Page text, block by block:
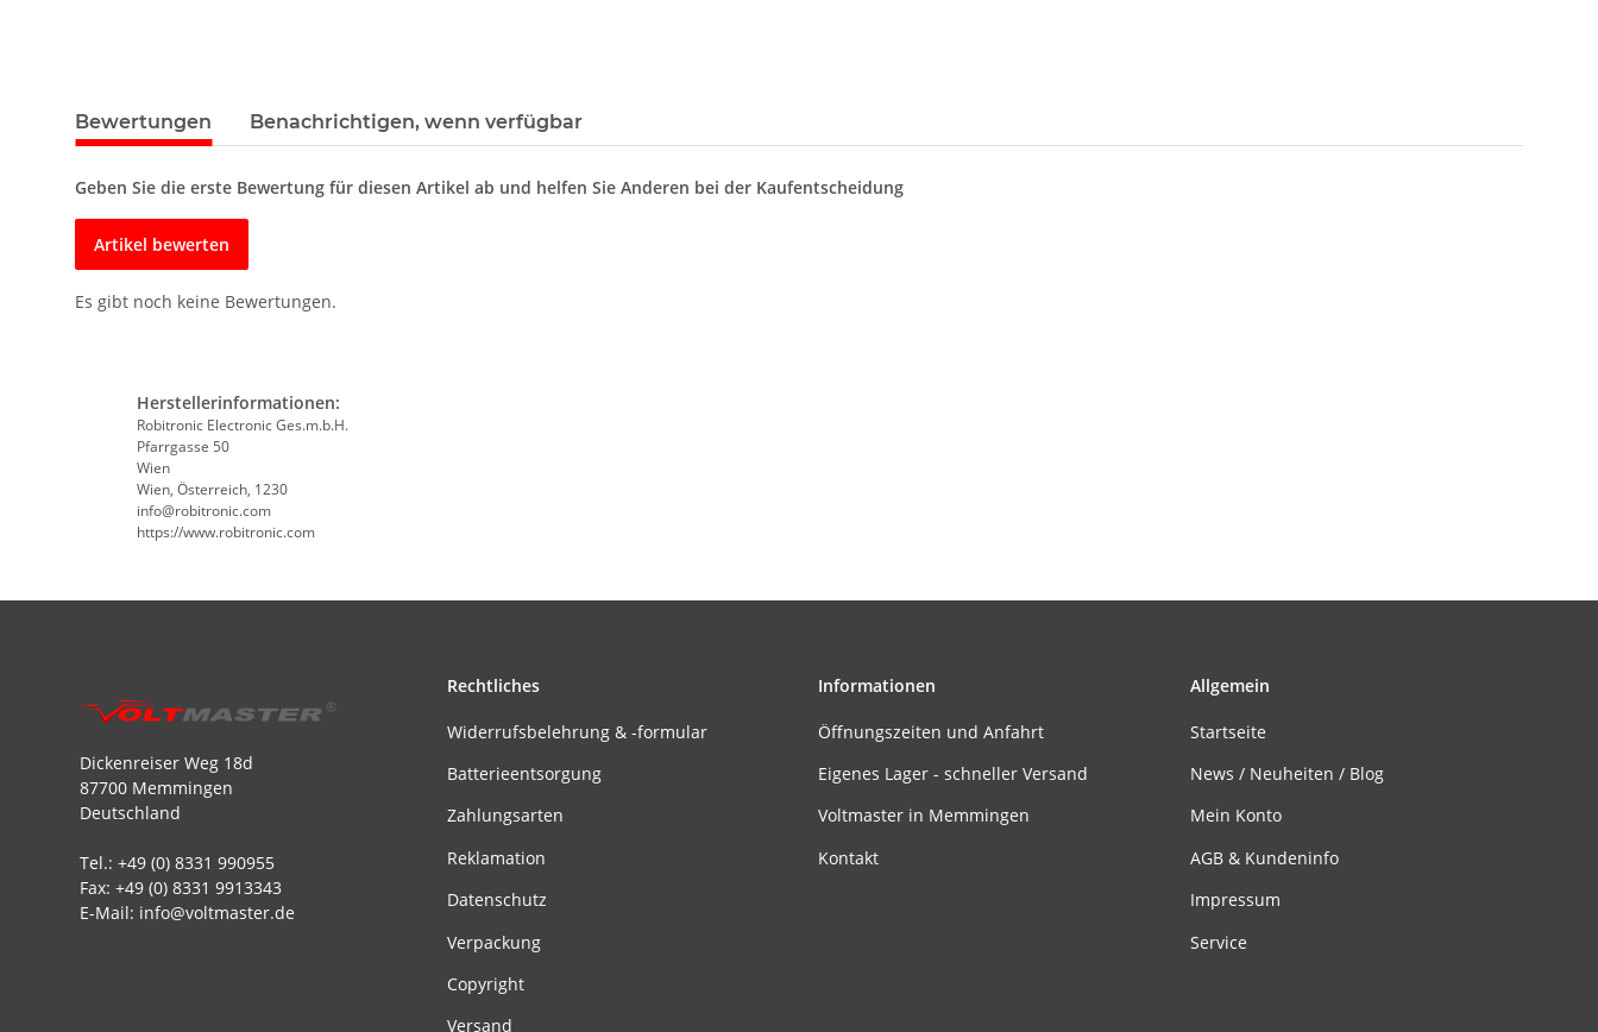
Bewertungen Benachrichtigen, wenn verfügbar
Geben Sie die erste Bewertung für diesen Artikel ab und helfen Sie Anderen bei der Kaufentscheidung
Artikel bewerten
Es gibt noch keine Bewertungen.
Herstellerinformationen:
Robitronic Electronic Ges.m.b.H.
Pfarrgasse 50
Wien
Wien, Österreich, 1230
info@robitronic.com
https://www.robitronic.com
Dickenreiser Weg 18d
87700 Memmingen
Deutschland
Tel.: +49 (0) 8331 990955
Fax: +49 (0) 8331 9913343
E-Mail: info@voltmaster.de
Rechtliches
Widerrufsbelehrung & -formular
Batterieentsorgung
Zahlungsarten
Reklamation
Datenschutz
Verpackung
Copyright
Versand
Informationen
Öffnungszeiten und Anfahrt
Eigenes Lager - schneller Versand
Voltmaster in Memmingen
Kontakt
Allgemein
Startseite
News / Neuheiten / Blog
Mein Konto
AGB & Kundeninfo
Impressum
Service